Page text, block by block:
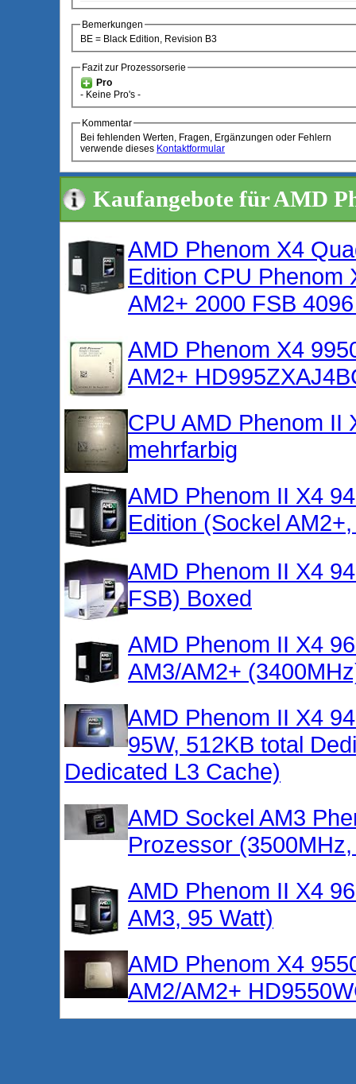
Bemerkungen
BE = Black Edition, Revision B3
Fazit zur Prozessorserie
Pro
- Keine Pro's -
Kommentar
Bei fehlenden Werten, Fragen, Ergänzungen oder Fehlern
verwende dieses Kontaktformular
Kaufangebote für AMD
AMD Phenom X4
Edition CPU Phenom
AM2+ 2000 FSB
AMD Phenom X4
AM2+
CPU AMD Phenom II
mehrfarbig
AMD Phenom II X4
Edition (Sockel
AMD Phenom II X4
FSB) Boxed
AMD Phenom II X4
AM3/AM2+
AMD Phenom II X4
95W, 512KB total
Dedicated L3 Cache)
AMD Sockel AM3
Prozessor
AMD Phenom II X4
AM3, 95 Watt)
AMD Phenom X4
AM2/AM2+